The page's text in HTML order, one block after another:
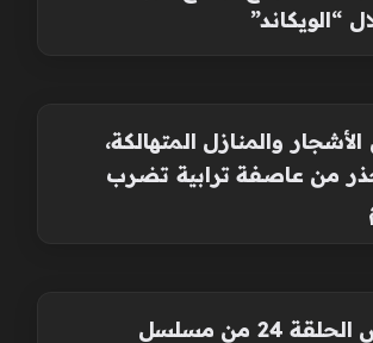
“الويكاند”
والمنازل المتهالكة،
من عاصفة ترابية تضرب
موعد عرض الحلقة 24 من مسلسل